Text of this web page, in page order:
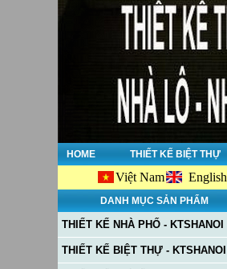
HOME THIẾT KẾ BIỆT THỰ
Việt Nam English
DANH MỤC SẢN PHẨM
THIẾT KẾ NHÀ PHỐ - KTSHANOI
THIẾT KẾ BIỆT THỰ - KTSHANOI